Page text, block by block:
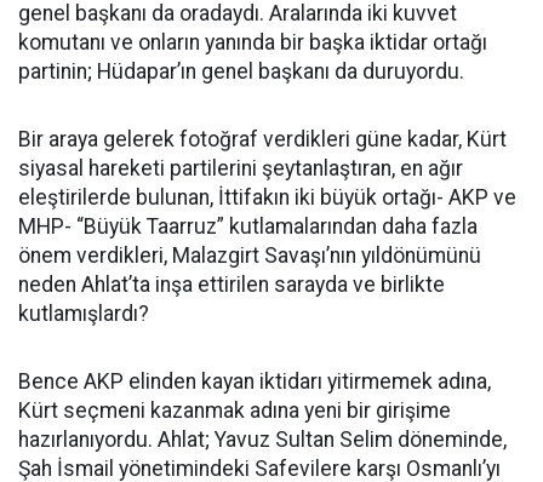
genel başkanı da oradaydı. Aralarında iki kuvvet
komutanı ve onların yanında bir başka iktidar ortağı
partinin; Hüdapar’ın genel başkanı da duruyordu.
Bir araya gelerek fotoğraf verdikleri güne kadar, Kürt
siyasal hareketi partilerini şeytanlaştıran, en ağır
eleştirilerde bulunan, İttifakın iki büyük ortağı- AKP ve
MHP- “Büyük Taarruz” kutlamalarından daha fazla
önem verdikleri, Malazgirt Savaşı’nın yıldönümünü
neden Ahlat’ta inşa ettirilen sarayda ve birlikte
kutlamışlardı?
Bence AKP elinden kayan iktidarı yitirmemek adına,
Kürt seçmeni kazanmak adına yeni bir girişime
hazırlanıyordu. Ahlat; Yavuz Sultan Selim döneminde,
Şah İsmail yönetimindeki Safevilere karşı Osmanlı’yı